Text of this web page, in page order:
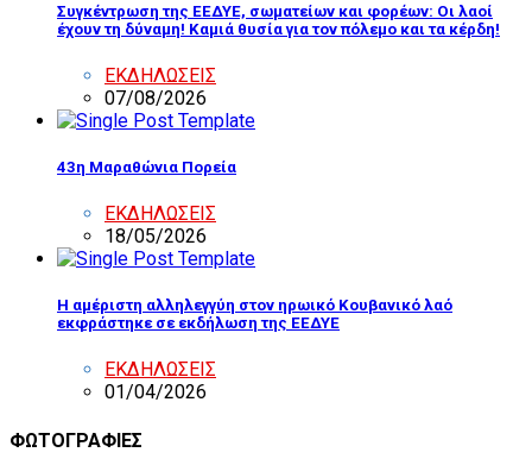
Συγκέντρωση της ΕΕΔΥΕ, σωματείων και φορέων: Οι λαοί
έχουν τη δύναμη! Καμιά θυσία για τον πόλεμο και τα κέρδη!
ΕΚΔΗΛΩΣΕΙΣ
07/08/2026
43η Μαραθώνια Πορεία
ΕΚΔΗΛΩΣΕΙΣ
18/05/2026
Η αμέριστη αλληλεγγύη στον ηρωικό Κουβανικό λαό
εκφράστηκε σε εκδήλωση της ΕΕΔΥΕ
ΕΚΔΗΛΩΣΕΙΣ
01/04/2026
ΦΩΤΟΓΡΑΦΙΕΣ